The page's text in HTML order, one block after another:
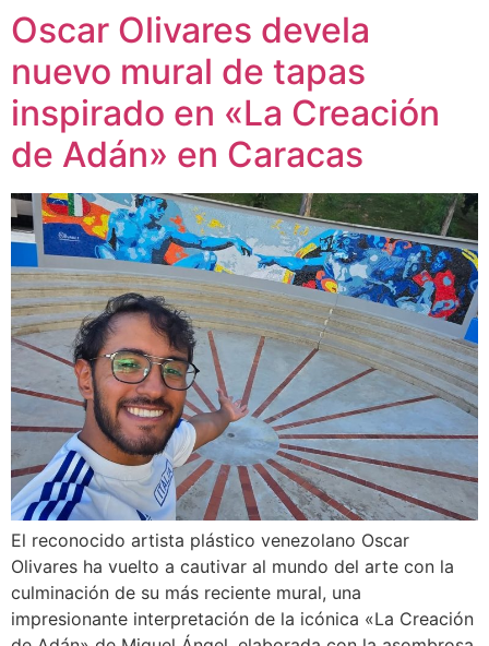
Oscar Olivares devela
nuevo mural de tapas
inspirado en «La Creación
de Adán» en Caracas
El reconocido artista plástico venezolano Oscar
Olivares ha vuelto a cautivar al mundo del arte con la
culminación de su más reciente mural, una
impresionante interpretación de la icónica «La Creación